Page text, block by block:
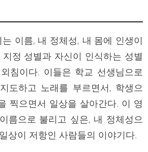
이름, 내 정체성, 내 몸에 인생이
지정 성별과 자신이 인식하는 성별
침이다. 이들은 학교 선생님으로
도하고 노래를 부르면서, 학생으
찍으면서 일상을 살아간다. 이 영
름으로 불리고 싶은, 내 정체성으
상이 저항인 사람들의 이야기다.